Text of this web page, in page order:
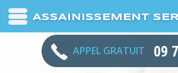
ASSAINISSEMENT
APPEL GRATUIT 09